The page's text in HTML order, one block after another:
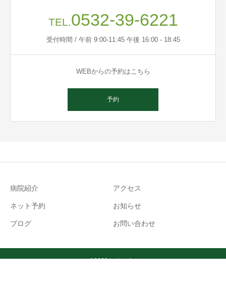
TEL.0532-39-6221
受付時間 / 午前 9:00-11:45 午後 16:00 - 18:45
WEBからの予約はこちら
予約
病院紹介 アクセス
ネット予約 お知らせ
ブログ お問い合わせ
©2022 tsutanoha